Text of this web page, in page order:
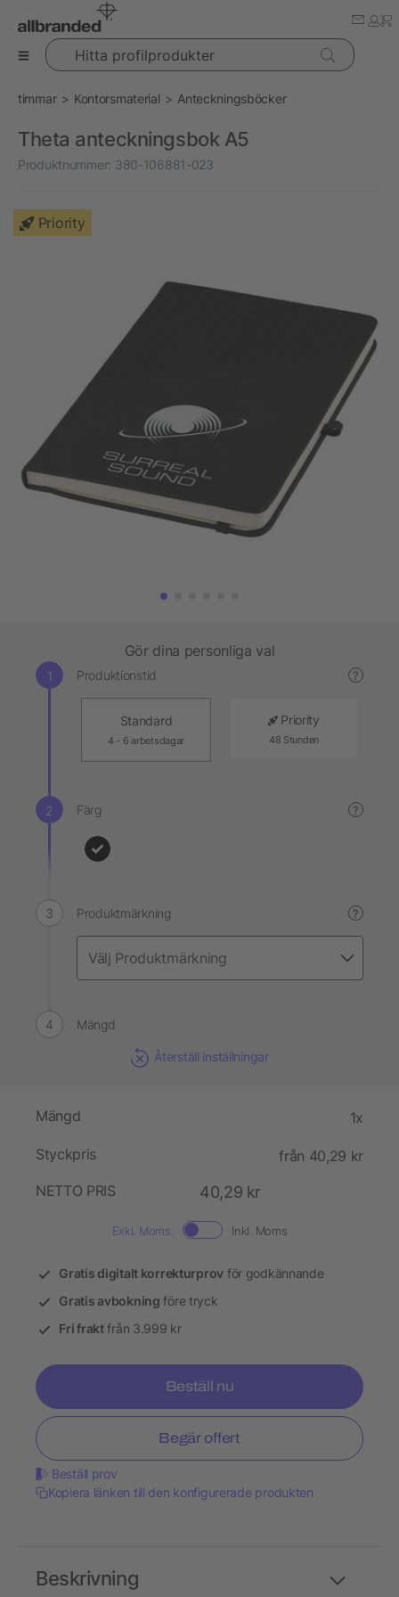
Hitta profilprodukter
timmar Kontorsmaterial Anteckningsböcker
Theta anteckningsbok A5
Produktnummer: 380-106881-023
Priority
Gör dina personliga val
Produktionstid ?
Standard
4 - 6 arbetsdagar
Priority
48 Stunden
Färg ?
Produktmärkning ?
Mängd
Återställ inställningar
Mängd 1x
Styckpris
från 40,29 kr
NETTO PRIS
40,29 kr
Exkl. Moms. Inkl. Moms
Gratis digitalt korrekturprov för godkännande
Gratis avbokning före tryck
Fri fraktfrån 3.999 kr
Beställ nu
Begär offert
Beställ prov
Kopiera länken till den konfigurerade produkten
Beskrivning